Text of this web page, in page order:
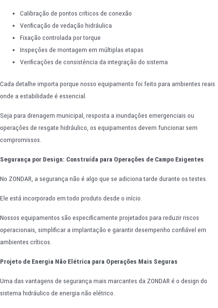
Calibração de pontos críticos de conexão
Verificação de vedação hidráulica
Fixação controlada por torque
Inspeções de montagem em múltiplas etapas
Verificações de consistência da integração do sistema
Cada detalhe importa porque nosso equipamento foi feito para ambientes reais
onde a estabilidade é essencial.
Seja para drenagem municipal, resposta a inundações emergenciais ou
operações de resgate hidráulico, os equipamentos devem funcionar sem
compromissos.
Segurança por Design: Construída para Operações de Campo Exigentes
No ZONDAR, a segurança não é algo que se adiciona tarde durante os testes.
Ele está incorporado em todo produto desde o início.
Nossos equipamentos são especificamente projetados para reduzir riscos
operacionais, simplificar a implantação e garantir desempenho confiável em
ambientes críticos.
Projeto de Energia Não Elétrica para Operações Mais Seguras
Uma das vantagens de segurança mais marcantes da ZONDAR é o design do
sistema hidráulico de energia não elétrico.